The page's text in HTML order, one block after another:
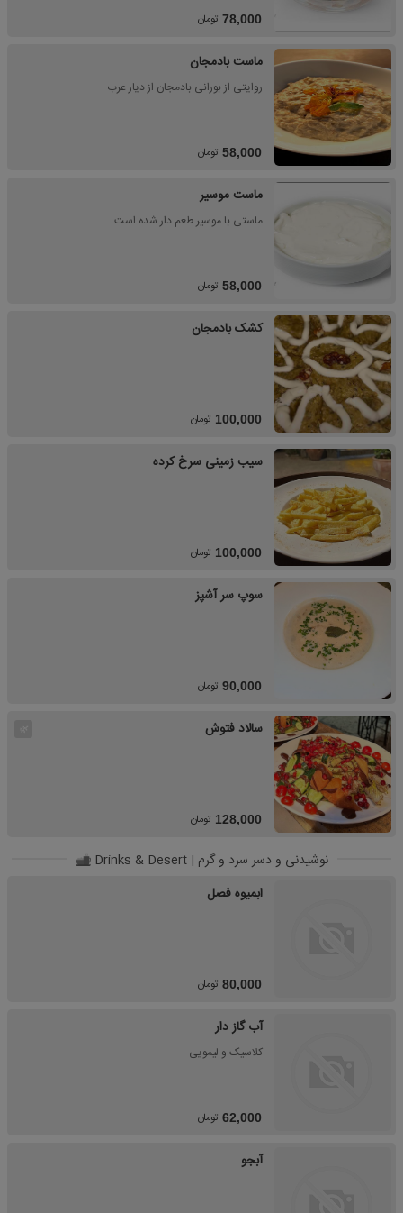
78,000 تومان
ماست بادمجان
روایتی از بورانی بادمجان از دیار عرب
58,000 تومان
ماست موسیر
ماستی با موسیر طعم دار شده است
58,000 تومان
کشک بادمجان
100,000 تومان
سیب زمینی سرخ کرده
100,000 تومان
سوپ سر آشپز
90,000 تومان
سالاد فتوش
128,000 تومان
نوشیدنی و دسر سرد و گرم | Drinks & Desert
ابمیوه فصل
80,000 تومان
آب گاز دار
کلاسیک و لیمویی
62,000 تومان
آبجو